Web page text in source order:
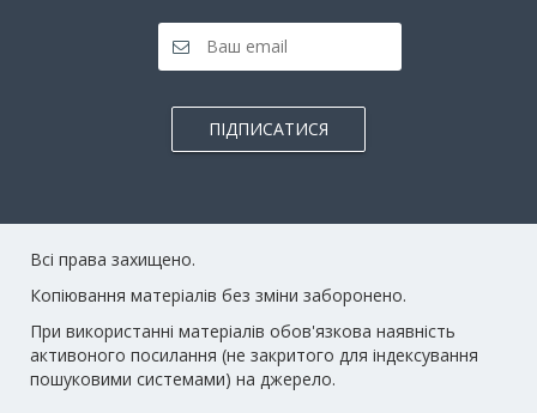
ПІДПИСАТИСЯ
Всі права захищено.
Копіювання матеріалів без зміни заборонено.
При використанні матеріалів обов'язкова наявність
активоного посилання (не закритого для індексування
пошуковими системами) на джерело.